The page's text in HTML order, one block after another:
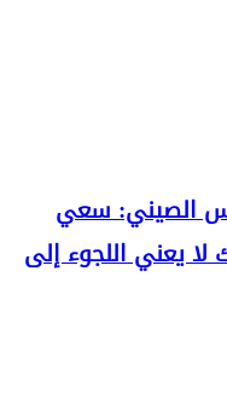
الصيني: سعي
لا يعني اللجوء إلى